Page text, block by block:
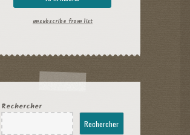
unsubscribe from list
Rechercher
Rechercher